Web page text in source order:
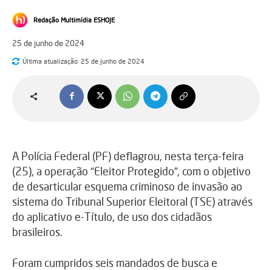
Redação Multimídia ESHOJE
25 de junho de 2024
Última atualização: 25 de junho de 2024
A Polícia Federal (PF) deflagrou, nesta terça-feira
(25), a operação “Eleitor Protegido”, com o objetivo
de desarticular esquema criminoso de invasão ao
sistema do Tribunal Superior Eleitoral (TSE) através
do aplicativo e-Título, de uso dos cidadãos
brasileiros.
Foram cumpridos seis mandados de busca e